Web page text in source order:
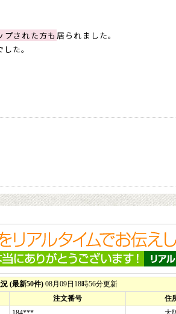
プされた方も 居られました。
した。
て頂き、 先方にも喜ばれました。